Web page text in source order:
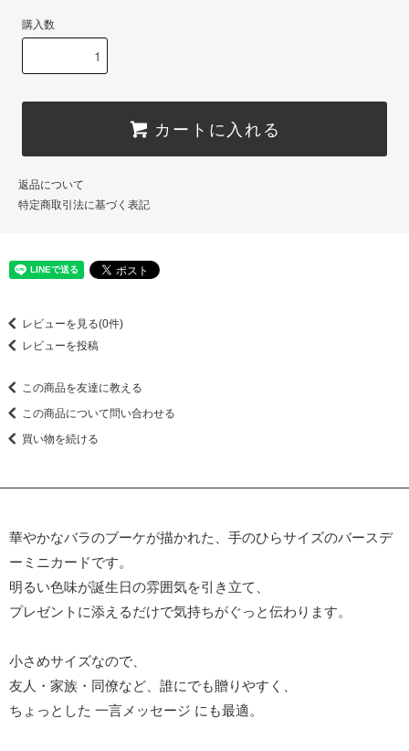
購入数
カートに入れる
返品について
特定商取引法に基づく表記
レビューを見る(0件)
レビューを投稿
この商品を友達に教える
この商品について問い合わせる
買い物を続ける
華やかなバラのブーケが描かれた、手のひらサイズのバースデ
ーミニカードです。
明るい色味が誕生日の雰囲気を引き立て、
プレゼントに添えるだけで気持ちがぐっと伝わります。
小さめサイズなので、
友人・家族・同僚など、誰にでも贈りやすく、
ちょっとした 一言メッセージ にも最適。